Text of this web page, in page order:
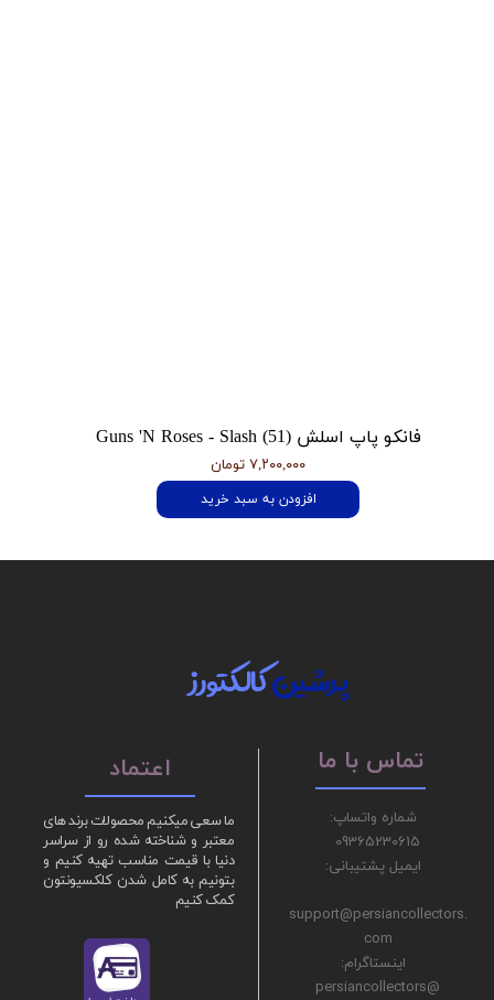
فانکو پاپ اسلش Guns 'N Roses - Slash (51)
۷,۲۰۰,۰۰۰ تومان
افزودن به سبد خرید
ما سعی میکنیم محصولات برند های
معتبر و شناخته شده رو از سراسر
دنیا با قیمت مناسب تهیه کنیم و
بتونیم به کامل شدن کلکسیونتون
کمک کنیم
پرشینکالکتورز
شماره واتساپ:
09365230615
ایمیل پشتیبانی:
support@persiancollectors.
com
اینستاگرام:
@persiancollectors
تماس با ما اعتماد